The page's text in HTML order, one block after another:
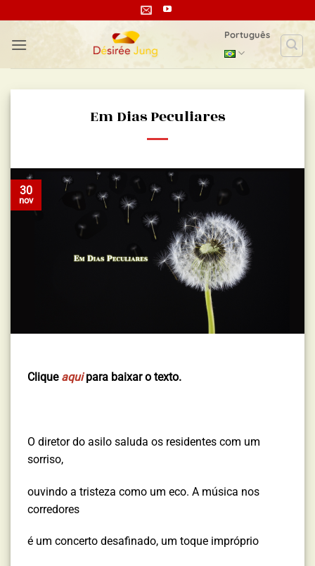
content
Português
Em Dias Peculiares
30
nov
Clique aquipara baixar o texto.
O diretor do asilo saluda os residentes com um
sorriso,
ouvindo a tristeza como um eco. A música nos
corredores
é um concerto desafinado, um toque impróprio